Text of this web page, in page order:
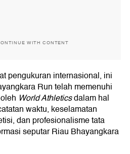
WITH CONTENT
pengukuran internasional, ini
Run telah memenuhi
World Athleticsdalam hal
waktu, keselamatan
dan profesionalisme tata
seputar Riau Bhayangkara